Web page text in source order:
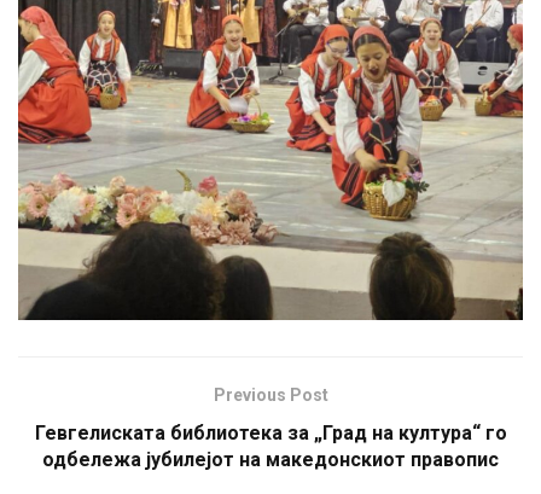
Previous Post
Гевгелиската библиотека за „Град на култура“ го
одбележа јубилејот на македонскиот правопис